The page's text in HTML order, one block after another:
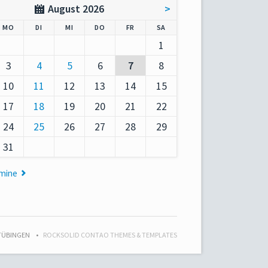
August 2026 >
MO DIENSTAG
MITTWOCH
DO NNERSTAG
FR SA
1
3 4 5 6 7
8
10 11 12 13 14
15
17 18 19 20 21
22
24 25 26 27 28
29
31
ROCKSOLID CONTAO THEMES & TEMPLATES